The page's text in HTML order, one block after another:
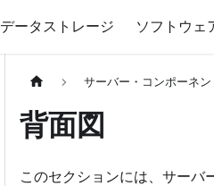
データストレージ ソフトウェ
サーバー・コンポーネン
背面図
このセクションには、サーバ